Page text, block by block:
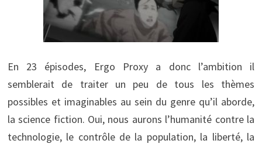
En 23 épisodes, Ergo Proxy a donc l’ambition il
semblerait de traiter un peu de tous les thèmes
possibles et imaginables au sein du genre qu’il aborde,
la science fiction. Oui, nous aurons l’humanité contre la
technologie, le contrôle de la population, la liberté, la